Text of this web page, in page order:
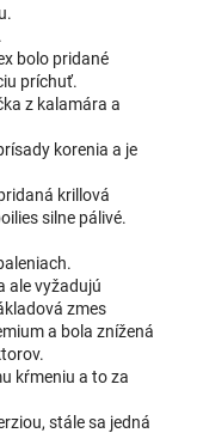
bolo pridané
príchuť.
z kalamára a
korenia a je
krillová
silne pálivé.
ale vyžadujú
zmes
a bola znížená
kŕmeniu a to za
stále sa jedná